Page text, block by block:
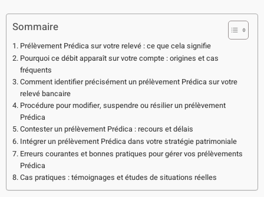
Sommaire
Prélèvement Prédica sur votre relevé : ce que cela signifie
Pourquoi ce débit apparaît sur votre compte : origines et cas
fréquents
Comment identifier précisément un prélèvement Prédica sur votre
relevé bancaire
Procédure pour modifier, suspendre ou résilier un prélèvement
Prédica
Contester un prélèvement Prédica : recours et délais
Intégrer un prélèvement Prédica dans votre stratégie patrimoniale
Erreurs courantes et bonnes pratiques pour gérer vos prélèvements
Prédica
Cas pratiques : témoignages et études de situations réelles